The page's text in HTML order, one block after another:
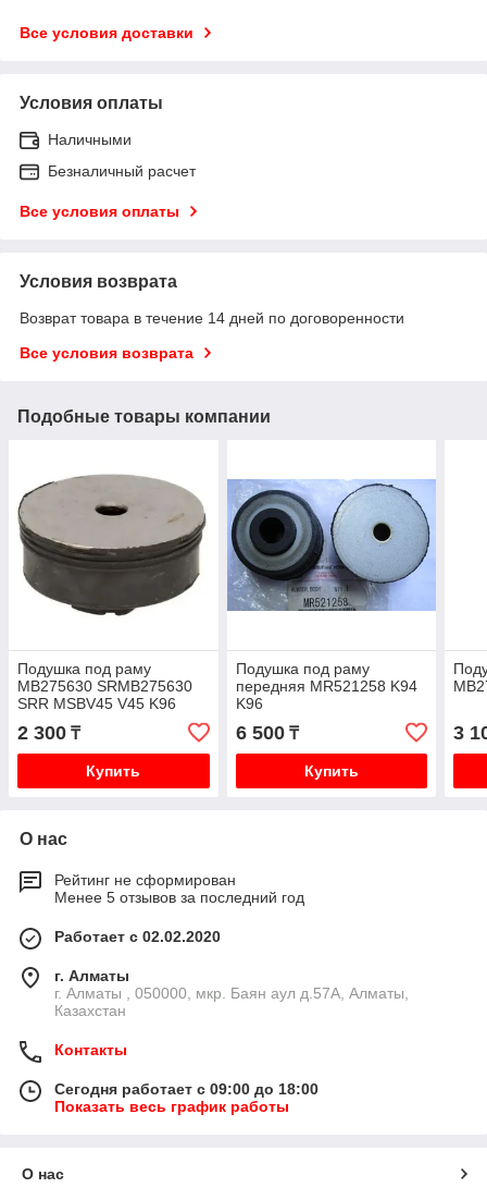
Все условия доставки
Условия оплаты
Наличными
Безналичный расчет
Все условия оплаты
Условия возврата
Возврат товара в течение 14 дней по договоренности
Все условия возврата
Подобные товары компании
Подушка под раму
MB275630 SRMB275630
SRR MSBV45 V45 K96
2 300 ₸
Купить
Подушка под раму
передняя MR521258 K94
K96
6 500₸
Купить
3
О нас
Рейтинг не сформирован
Менее 5 отзывов за последний год
Работает с 02.02.2020
г. Алматы
г. Алматы , 050000, мкр. Баян аул д.57А, Алматы,
Казахстан
Контакты
Сегодня работает с 09:00 до 18:00
Показать весь график работы
О нас